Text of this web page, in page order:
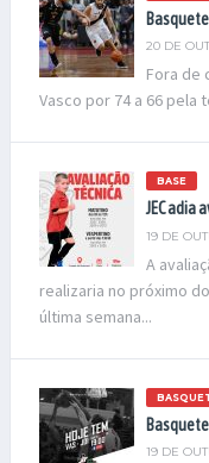
20 DE
Fora de
Vasco por 74 a 66 pela
BASE
JEC adia
19 DE
A
realizaria no próximo
última semana...
19 DE